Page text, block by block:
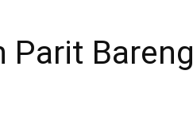
Parit Bareng